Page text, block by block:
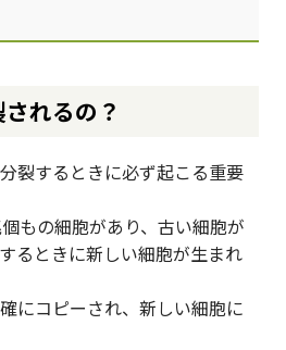
れるの？
裂するときに必ず起こる重要
もの細胞があり、古い細胞が
るときに新しい細胞が生まれ
にコピーされ、新しい細胞に